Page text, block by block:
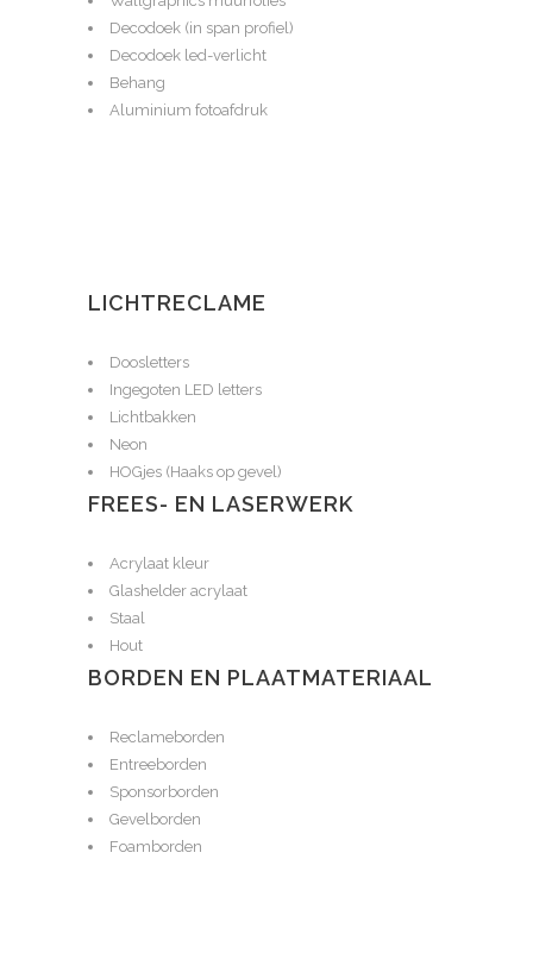
Decodoek (in span profiel)
Decodoek led-verlicht
Behang
Aluminium fotoafdruk
LICHTRECLAME
Doosletters
Ingegoten LED letters
Lichtbakken
Neon
HOGjes (Haaks op gevel)
FREES- EN LASERWERK
Acrylaat kleur
Glashelder acrylaat
Staal
Hout
BORDEN EN PLAATMATERIAAL
Reclameborden
Entreeborden
Sponsorborden
Gevelborden
Foamborden